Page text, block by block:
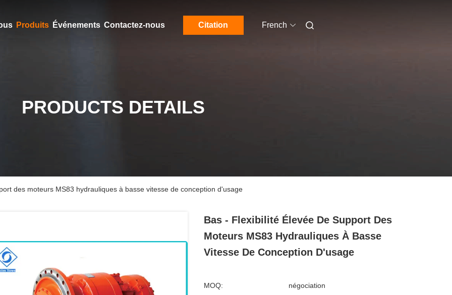
Produits Événements Contactez-nous Citation French
PRODUCTS DETAILS
des moteurs MS83 hydrauliques à basse vitesse de conception d'usage
Bas - Flexibilité Élevée De Support Des
Moteurs MS83 Hydrauliques À Basse
Vitesse De Conception D'usage
MOQ: négociation